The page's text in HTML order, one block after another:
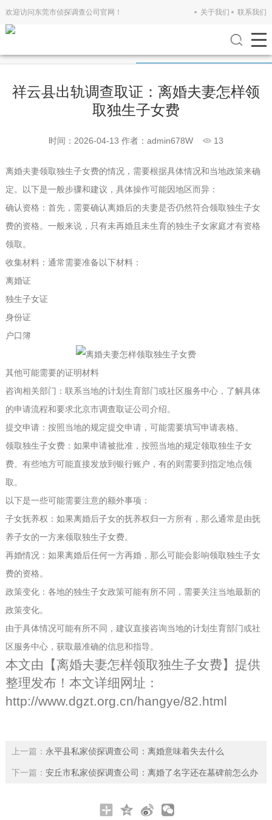
欢迎访问东莞市侦探调查公司官网！ 关于我们 联系我们
祥云县出轨调查取证：离婚夫妻怎样领
取独生子女费
时间：2026-04-13 作者：admin678W 13
离婚夫妻领取独生子女费的情况，需要根据具体情况和当地政策来确
定。以下是一般步骤和建议，具体操作可能因地区而异：
确认资格：首先，需要确认离婚后的夫妻是否仍然符合领取独生子女
费的资格。一般来说，只有未再婚且未生育的独生子女家庭才有资格
领取。
收集材料：通常需要准备以下材料：
离婚证
独生子女证
身份证
户口簿
其他可能需要的证明材料
咨询相关部门：联系当地的计划生育部门或社区服务中心，了解具体
的申请流程和要求北京市调查取证公司介绍。
提交申请：按照当地的规定提交申请，可能需要填写申请表格。
领取独生子女费：如果申请被批准，按照当地的规定领取独生子女
费。有些地方可能直接发放到银行账户，有的则需要到指定地点领
取。
以下是一些可能需要注意的额外事项：
子女抚养权：如果离婚后子女的抚养权归一方所有，那么通常是由抚
养子女的一方来领取独生子女费。
再婚情况：如果离婚后任何一方再婚，那么可能会影响领取独生子女
费的资格。
政策变化：各地的独生子女政策可能有所不同，需要关注当地最新的
政策变化。
由于具体情况可能有所不同，建议直接咨询当地的计划生育部门或社
区服务中心，获取最准确的信息和指导。
本文由【离婚夫妻怎样领取独生子女费】提供
整理发布！本文详细网址：
http://www.dgzt.org.cn/hangye/82.html
上一篇： 永平县私家侦探调查公司：离婚意味着失去什么
下一篇： 安丘市私家侦探调查公司：离婚了名字还在墓碑前怎么办